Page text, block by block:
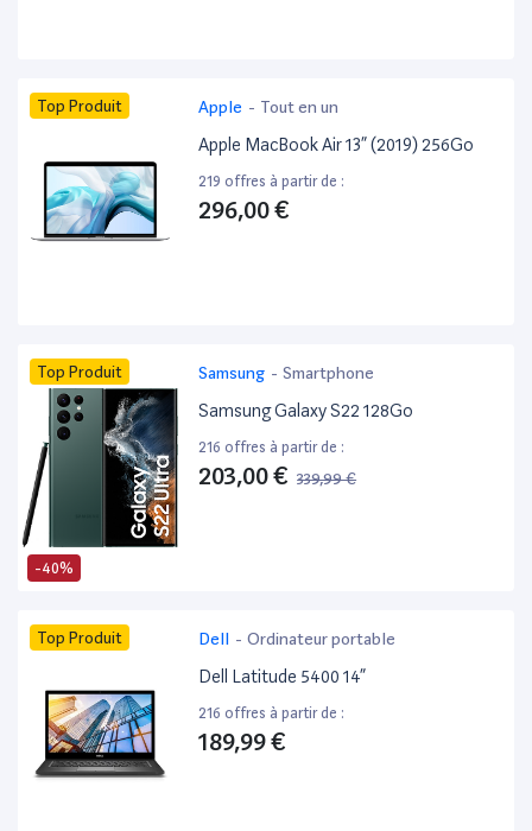
Top Produit Apple - Tout en un
Apple MacBook Air 13” (2019) 256Go
219 offres à partir de :
296,00 €
-40%
Top Produit Samsung - Smartphone
Samsung Galaxy S22 128Go
216 offres à partir de :
203,00 € 339,99 €
Top Produit Dell - Ordinateur portable
Dell Latitude 5400 14”
216 offres à partir de :
189,99 €